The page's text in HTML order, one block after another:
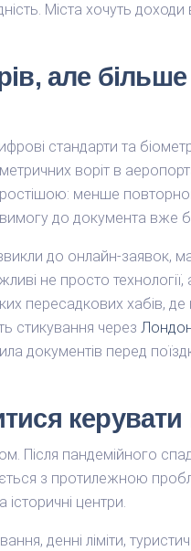
Міста хочуть доходи
але більше
стандарти та
воріт в
менше
до документа вже
до онлайн-заявок,
не просто технології,
пересадкових хабів, де
стикування через
документів перед
пандемійного
з протилежною
історичні центри.
денні ліміти,